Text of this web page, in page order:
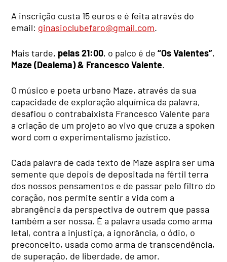
A inscrição custa 15 euros e é feita através do
email: ginasioclubefaro@gmail.com.
Mais tarde, pelas 21:00, o palco é de“Os Valentes”,
Maze (Dealema) & Francesco Valente.
O músico e poeta urbano Maze, através da sua
capacidade de exploração alquímica da palavra,
desafiou o contrabaixista Francesco Valente para
a criação de um projeto ao vivo que cruza a spoken
word com o experimentalismo jazístico.
Cada palavra de cada texto de Maze aspira ser uma
semente que depois de depositada na fértil terra
dos nossos pensamentos e de passar pelo filtro do
coração, nos permite sentir a vida com a
abrangência da perspectiva de outrem que passa
também a ser nossa. É a palavra usada como arma
letal, contra a injustiça, a ignorância, o ódio, o
preconceito, usada como arma de transcendência,
de superação, de liberdade, de amor.